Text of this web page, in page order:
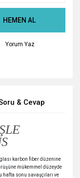
HEMEN AL
Yorum Yaz
& Cevap
karbon fiber düzenine
mükemmel düzeyde
hafta sonu savaşçıları ve